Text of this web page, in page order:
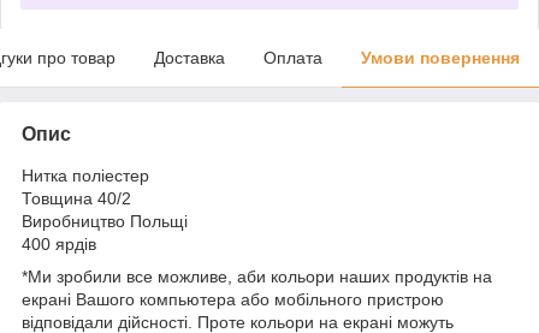
про товар Доставка Оплата Умови повернення
Опис
Нитка поліестер
Товщина 40/2
Виробництво Польщі
400 ярдів
*Ми зробили все можливе, аби кольори наших продуктів на
екрані Вашого компьютера або мобільного пристрою
відповідали дійсності. Проте кольори на екрані можуть